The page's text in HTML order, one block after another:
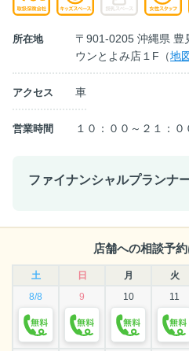
所在地
〒901-0205 沖縄県 豊
ウンとよみ店１F（地
アクセス 車
営業時間 １０：００～２１：
ファイナンシャルプランナ
店舗への相談予
土 日 月 火
8/8
9 10 11